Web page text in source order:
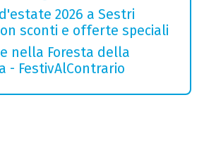
2026 a Sestri
sconti e offerte speciali
nella Foresta della
- FestivAlContrario